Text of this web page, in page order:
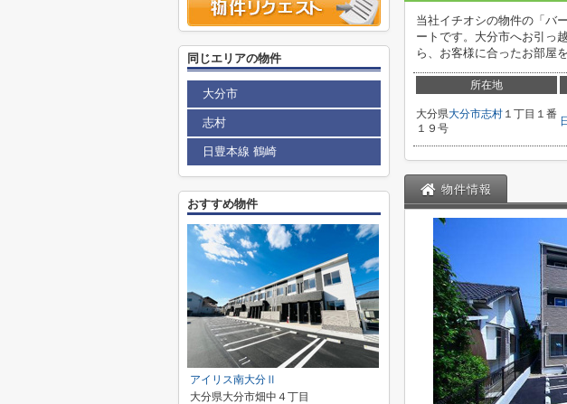
当社イチオシの物件の「バ
ートです。大分市へお引っ
ら、お客様に合ったお部屋
所在地
大分県大分市志村 １丁目１番
１９号
物件情報
同じエリアの物件
大分市
志村
日豊本線 鶴崎
おすすめ物件
アイリス南大分Ⅱ
大分県大分市畑中４丁目